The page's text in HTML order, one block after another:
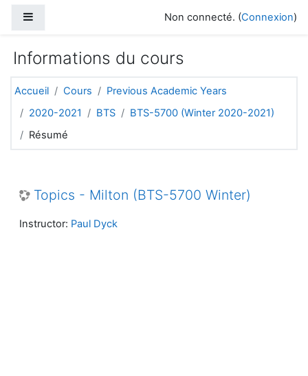
Non connecté. (Connexion)
Informations du cours
Accueil Cours
Previous Academic Years
2020-2021
BTS
BTS-5700 (Winter 2020-2021)
Résumé
Topics - Milton (BTS-5700 Winter)
Instructor: Paul Dyck